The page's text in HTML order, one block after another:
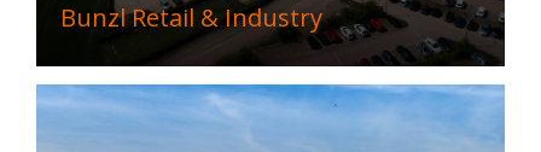
Bunzl Retail & Industry